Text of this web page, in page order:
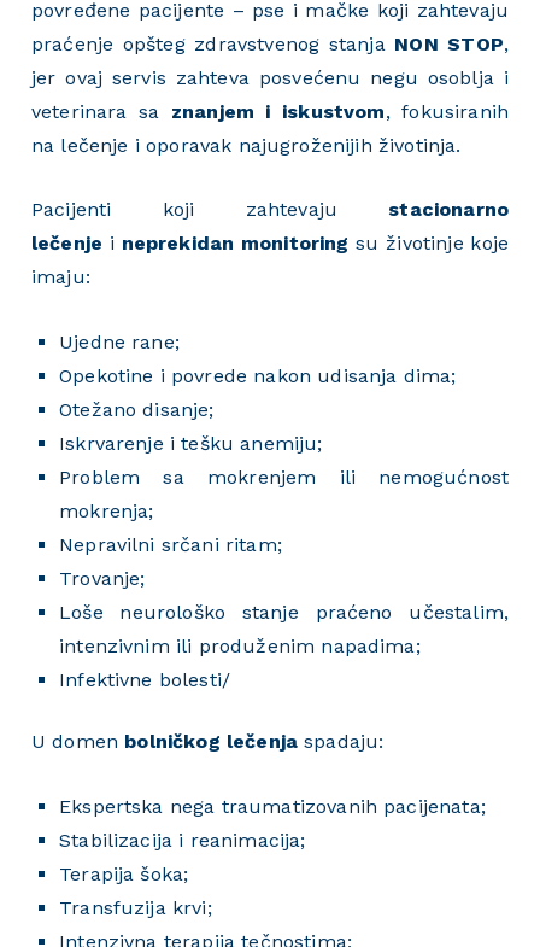
povređene pacijente – pse i mačke koji zahtevaju
praćenje opšteg zdravstvenog stanja NON STOP,
jer ovaj servis zahteva posvećenu negu osoblja i
veterinara sa znanjem i iskustvom, fokusiranih
na lečenje i oporavak najugroženijih životinja.
Pacijenti koji zahtevaju stacionarno
lečenje i neprekidan monitoring su životinje koje
imaju:
Ujedne rane;
Opekotine i povrede nakon udisanja dima;
Otežano disanje;
Iskrvarenje i tešku anemiju;
Problem sa mokrenjem ili nemogućnost
mokrenja;
Nepravilni srčani ritam;
Trovanje;
Loše neurološko stanje praćeno učestalim,
intenzivnim ili produženim napadima;
Infektivne bolesti/
U domen bolničkog lečenja spadaju:
Ekspertska nega traumatizovanih pacijenata;
Stabilizacija i reanimacija;
Terapija šoka;
Transfuzija krvi;
Intenzivna terapija tečnostima;